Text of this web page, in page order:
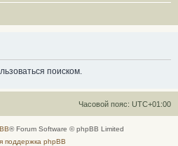
поиском.
Часовой пояс: UTC+01:00
® Forum Software © phpBB Limited
поддержка phpBB